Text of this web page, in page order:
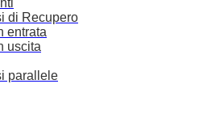
di Recupero
entrata
uscita
parallele